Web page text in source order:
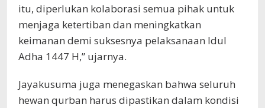
itu, diperlukan kolaborasi semua pihak untuk
menjaga ketertiban dan meningkatkan
keimanan demi suksesnya pelaksanaan Idul
Adha 1447 H,” ujarnya.
Jayakusuma juga menegaskan bahwa seluruh
hewan qurban harus dipastikan dalam kondisi